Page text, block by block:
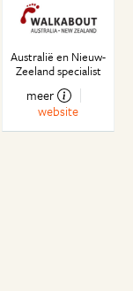
Australië en Nieuw-
Zeeland specialist
meer
website